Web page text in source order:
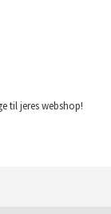
til jeres webshop!